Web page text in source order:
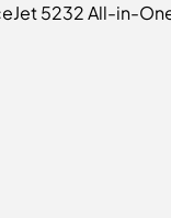
5232 All-in-